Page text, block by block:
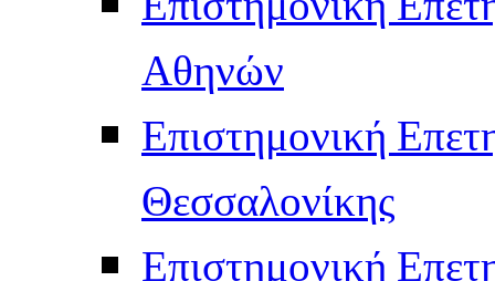
Αθηνών
Επιστημονική
Θεσσαλονίκης
Επιστημονική